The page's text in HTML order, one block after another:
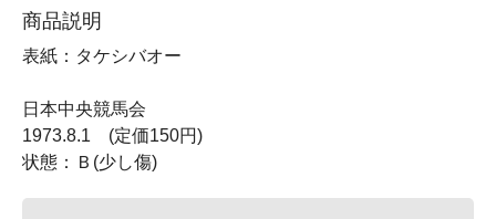
商品説明
表紙：タケシバオー
日本中央競馬会
1973.8.1 (定価150円)
状態：Ｂ(少し傷)